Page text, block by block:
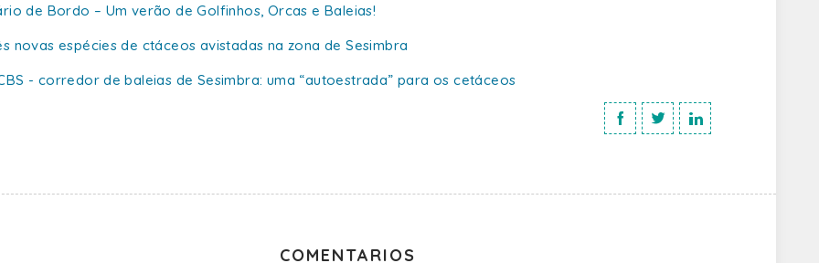
de Bordo – Um verão de Golfinhos, Orcas e Baleias!
novas espécies de ctáceos avistadas na zona de Sesimbra
- corredor de baleias de Sesimbra: uma “autoestrada” para os cetáceos
COMENTARIOS